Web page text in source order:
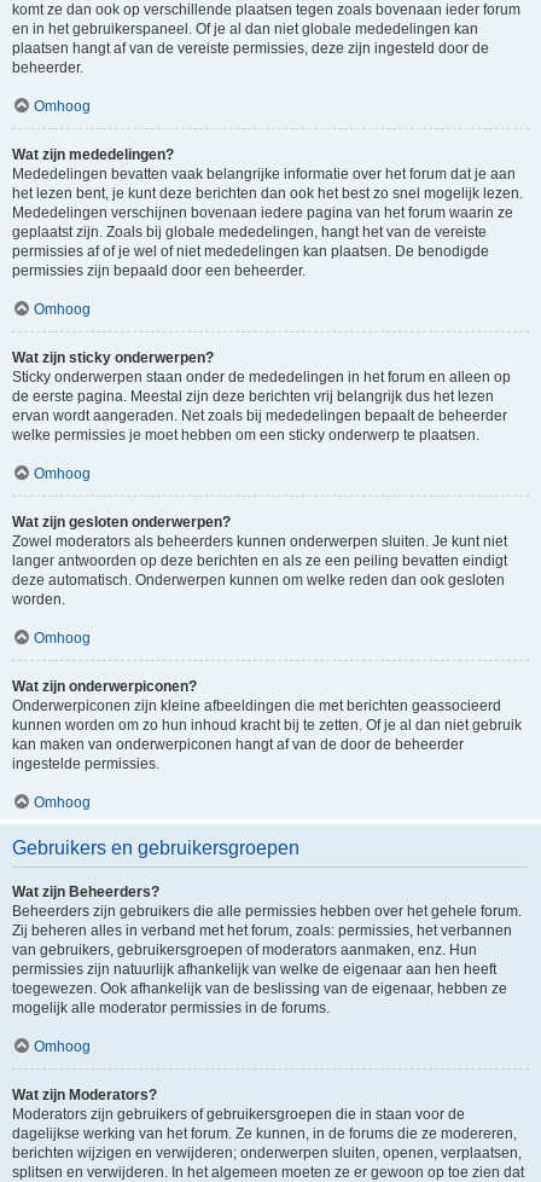
komt ze dan ook op verschillende plaatsen tegen zoals bovenaan ieder forum
en in het gebruikerspaneel. Of je al dan niet globale mededelingen kan
plaatsen hangt af van de vereiste permissies, deze zijn ingesteld door de
beheerder.
Omhoog
Wat zijn mededelingen?
Mededelingen bevatten vaak belangrijke informatie over het forum dat je aan
het lezen bent, je kunt deze berichten dan ook het best zo snel mogelijk lezen.
Mededelingen verschijnen bovenaan iedere pagina van het forum waarin ze
geplaatst zijn. Zoals bij globale mededelingen, hangt het van de vereiste
permissies af of je wel of niet mededelingen kan plaatsen. De benodigde
permissies zijn bepaald door een beheerder.
Omhoog
Wat zijn sticky onderwerpen?
Sticky onderwerpen staan onder de mededelingen in het forum en alleen op
de eerste pagina. Meestal zijn deze berichten vrij belangrijk dus het lezen
ervan wordt aangeraden. Net zoals bij mededelingen bepaalt de beheerder
welke permissies je moet hebben om een sticky onderwerp te plaatsen.
Omhoog
Wat zijn gesloten onderwerpen?
Zowel moderators als beheerders kunnen onderwerpen sluiten. Je kunt niet
langer antwoorden op deze berichten en als ze een peiling bevatten eindigt
deze automatisch. Onderwerpen kunnen om welke reden dan ook gesloten
worden.
Omhoog
Wat zijn onderwerpiconen?
Onderwerpiconen zijn kleine afbeeldingen die met berichten geassocieerd
kunnen worden om zo hun inhoud kracht bij te zetten. Of je al dan niet gebruik
kan maken van onderwerpiconen hangt af van de door de beheerder
ingestelde permissies.
Omhoog
Gebruikers en gebruikersgroepen
Wat zijn Beheerders?
Beheerders zijn gebruikers die alle permissies hebben over het gehele forum.
Zij beheren alles in verband met het forum, zoals: permissies, het verbannen
van gebruikers, gebruikersgroepen of moderators aanmaken, enz. Hun
permissies zijn natuurlijk afhankelijk van welke de eigenaar aan hen heeft
toegewezen. Ook afhankelijk van de beslissing van de eigenaar, hebben ze
mogelijk alle moderator permissies in de forums.
Omhoog
Wat zijn Moderators?
Moderators zijn gebruikers of gebruikersgroepen die in staan voor de
dagelijkse werking van het forum. Ze kunnen, in de forums die ze modereren,
berichten wijzigen en verwijderen; onderwerpen sluiten, openen, verplaatsen,
splitsen en verwijderen. In het algemeen moeten ze er gewoon op toe zien dat